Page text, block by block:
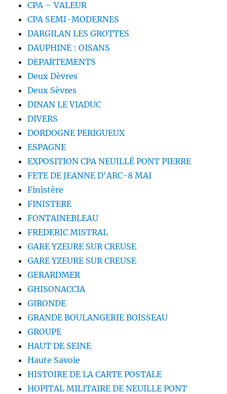
CPA – VALEUR
CPA SEMI-MODERNES
DARGILAN LES GROTTES
DAUPHINE : OISANS
DEPARTEMENTS
Deux Dèvres
Deux Sèvres
DINAN LE VIADUC
DIVERS
DORDOGNE PERIGUEUX
ESPAGNE
EXPOSITION CPA NEUILLÉ PONT PIERRE
FETE DE JEANNE D'ARC-8 MAI
Finistère
FINISTERE
FONTAINEBLEAU
FREDERIC MISTRAL
GARE YZEURE SUR CREUSE
GARE YZEURE SUR CREUSE
GERARDMER
GHISONACCIA
GIRONDE
GRANDE BOULANGERIE BOISSEAU
GROUPE
HAUT DE SEINE
Haute Savoie
HISTOIRE DE LA CARTE POSTALE
HOPITAL MILITAIRE DE NEUILLE PONT